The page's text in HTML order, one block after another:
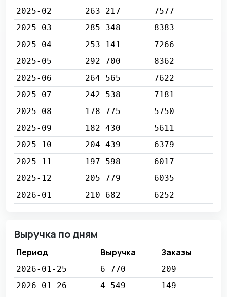
2025-02
263 217
7577
2025-03
285 348
8383
2025-04
253 141
7266
2025-05
292 700
8362
2025-06
264 565
7622
2025-07
242 538
7181
2025-08
178 775
5750
2025-09
182 430
5611
2025-10
204 439
6379
2025-11
197 598
6017
2025-12
205 779
6035
2026-01
210 682 6252
Выручка по дням
Период Выручка Заказы
2026-01-25 6 770
209
2026-01-26
4 549
149